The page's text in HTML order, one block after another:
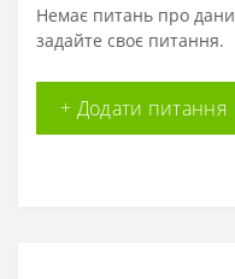
Немає питань про
задайте своє питання.
+ Додати питання